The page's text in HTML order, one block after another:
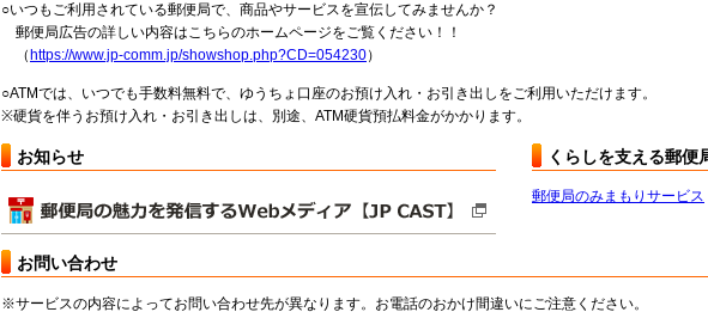
○いつもご利用されている郵便局で、商品やサービスを宣伝してみませんか？
郵便局広告の詳しい内容はこちらのホームページをご覧ください！！
（ https://www.jp-comm.jp/showshop.php?CD=054230）
○ATMでは、いつでも手数料無料で、ゆうちょ口座のお預け入れ・お引き出しをご利用いただけます。
※硬貨を伴うお預け入れ・お引き出しは、別途、ATM硬貨預払料金がかかります。
お知らせ くらしを支える郵便
郵便局のみまもりサービス
お問い合わせ
※サービスの内容によってお問い合わせ先が異なります。お電話のおかけ間違いにご注意ください。